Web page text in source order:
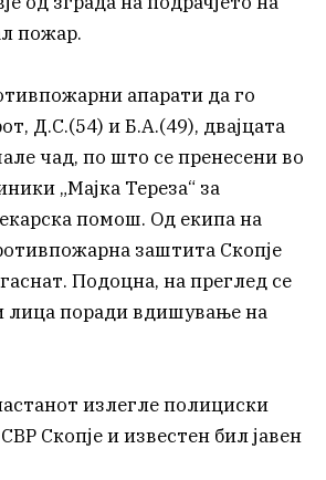
пожар.
апарати да го
Д.С.(54) и Б.А.(49), двајцата
чад, по што се пренесени во
„Мајка Тереза“ за
помош. Од екипа на
заштита Скопје
Подоцна, на преглед се
лица поради вдишување на
излегле полициски
Скопје и известен бил јавен